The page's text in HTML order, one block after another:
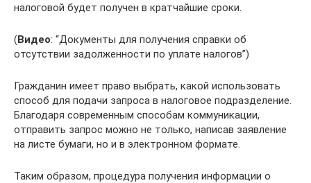
налоговой будет получен в кратчайшие сроки.
(Видео: “Документы для получения справки об
отсутствии задолженности по уплате налогов”)
Гражданин имеет право выбрать, какой использовать
способ для подачи запроса в налоговое подразделение.
Благодаря современным способам коммуникации,
отправить запрос можно не только, написав заявление
на листе бумаги, но и в электронном формате.
Таким образом, процедура получения информации о